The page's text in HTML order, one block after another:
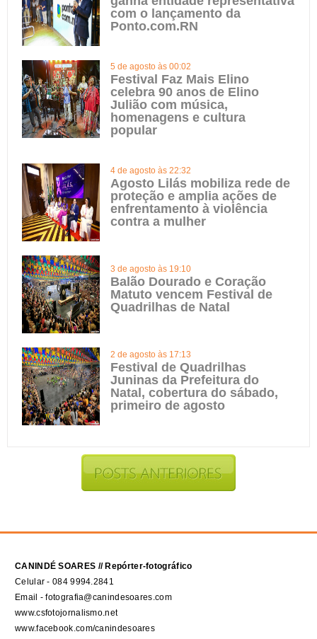
com o lançamento da
Ponto.com.RN
5 de agosto às 00:02
Festival Faz Mais Elino
celebra 90 anos de Elino
Julião com música,
homenagens e cultura
popular
4 de agosto às 22:32
Agosto Lilás mobiliza rede de
proteção e amplia ações de
enfrentamento à violência
contra a mulher
3 de agosto às 19:10
Balão Dourado e Coração
Matuto vencem Festival de
Quadrilhas de Natal
2 de agosto às 17:13
Festival de Quadrilhas
Juninas da Prefeitura do
Natal, cobertura do sábado,
primeiro de agosto
CANINDÉ SOARES // Repórter-fotográfico
Celular - 084 9994.2841
Email - fotografia@canindesoares.com
www.csfotojornalismo.net
www.facebook.com/canindesoares